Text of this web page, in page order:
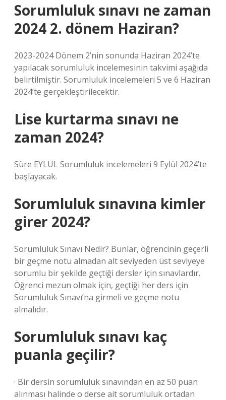
Sorumluluk sınavı ne zaman
2024 2. dönem Haziran?
2023-2024 Dönem 2’nin sonunda Haziran 2024’te
yapılacak sorumluluk incelemesinin takvimi aşağıda
belirtilmiştir. Sorumluluk incelemeleri 5 ve 6 Haziran
2024’te gerçekleştirilecektir.
Lise kurtarma sınavı ne
zaman 2024?
Süre EYLÜL Sorumluluk incelemeleri 9 Eylül 2024’te
başlayacak.
Sorumluluk sınavına kimler
girer 2024?
Sorumluluk Sınavı Nedir? Bunlar, öğrencinin geçerli
bir geçme notu almadan alt seviyeden üst seviyeye
sorumlu bir şekilde geçtiği dersler için sınavlardır.
Öğrenci mezun olmak için, geçtiği her ders için
Sorumluluk Sınavı’na girmeli ve geçme notu
almalıdır.
Sorumluluk sınavı kaç
puanla geçilir?
· Bir dersin sorumluluk sınavından en az 50 puan
alınması halinde o derse ait sorumluluk ortadan